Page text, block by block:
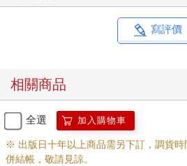
寫評價
相關商品
全選 加入購物車
※ 出版日十年以上商品需另下訂，調貨
併結帳，敬請見諒。